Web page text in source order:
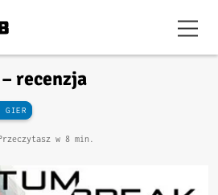
recenzja
GIER
w 8 min.